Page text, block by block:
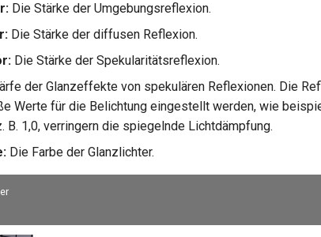
Die Stärke der Umgebungsreflexion.
Die Stärke der diffusen Reflexion.
Die Stärke der Spekularitätsreflexion.
der Glanzeffekte von spekulären Reflexionen. Die
Werte für die Belichtung eingestellt werden, wie
B. 1,0, verringern die spiegelnde Lichtdämpfung.
Die Farbe der Glanzlichter.